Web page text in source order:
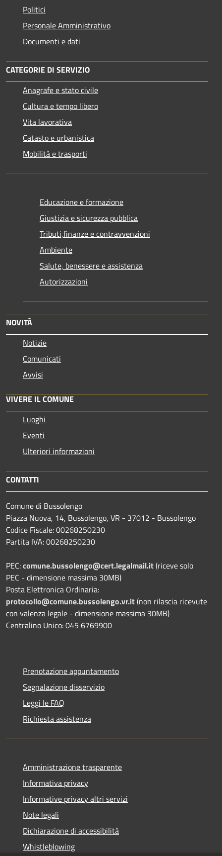
Politici
Personale Amministrativo
Documenti e dati
CATEGORIE DI SERVIZIO
Anagrafe e stato civile
Cultura e tempo libero
Vita lavorativa
Catasto e urbanistica
Mobilità e trasporti
Educazione e formazione
Giustizia e sicurezza pubblica
Tributi,finanze e contravvenzioni
Ambiente
Salute, benessere e assistenza
Autorizzazioni
NOVITÀ
Notizie
Comunicati
Avvisi
VIVERE IL COMUNE
Luoghi
Eventi
Ulteriori informazioni
CONTATTI
Comune di Bussolengo
Piazza Nuova, 14, Bussolengo, VR - 37012 - Bussolengo
Codice Fiscale: 00268250230
Partita IVA: 00268250230
PEC:comune.bussolengo@cert.legalmail.it(riceve solo
PEC - dimensione massima 30MB)
Posta Elettronica Ordinaria:
protocollo@comune.bussolengo.vr.it(non rilascia ricevute
con valenza legale - dimensione massima 30MB)
Centralino Unico: 045 6769900
Prenotazione appuntamento
Segnalazione disservizio
Leggi le FAQ
Richiesta assistenza
Amministrazione trasparente
Informativa privacy
Informative privacy altri servizi
Note legali
Dichiarazione di accessibilità
Whistleblowing